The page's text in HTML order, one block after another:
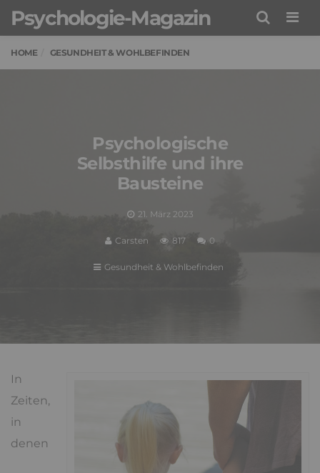
Psychologie-Magazin
HOME GESUNDHEIT & WOHLBEFINDEN
Psychologische
Selbsthilfe und ihre
Bausteine
21. März 2023
Carsten 817 0
Gesundheit & Wohlbefinden
In
Zeiten,
in
denen